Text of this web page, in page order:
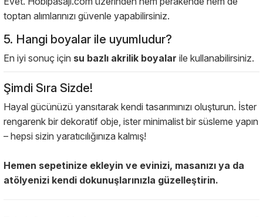
toptan alımlarınızı güvenle yapabilirsiniz.
5. Hangi boyalar ile uyumludur?
En iyi sonuç için su bazlı akrilik boyalar ile kullanabilirsiniz.
Şimdi Sıra Sizde!
Hayal gücünüzü yansıtarak kendi tasarımınızı oluşturun. İster
rengarenk bir dekoratif obje, ister minimalist bir süsleme yapın
– hepsi sizin yaratıcılığınıza kalmış!
Hemen sepetinize ekleyin ve evinizi, masanızı ya da
atölyenizi kendi dokunuşlarınızla güzelleştirin.